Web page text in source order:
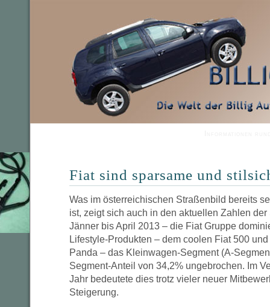
Fiat sind sparsame und
Was im österreichischen Straßenbild bereits
ist, zeigt sich auch in den aktuellen Zahlen
Jänner bis April 2013 – die Fiat Gruppe
Lifestyle-Produkten – dem coolen Fiat 500
Panda – das Kleinwagen-Segment (A-
Segment-Anteil von 34,2% ungebrochen. Im
Jahr bedeutete dies trotz vieler neuer
Steigerung.